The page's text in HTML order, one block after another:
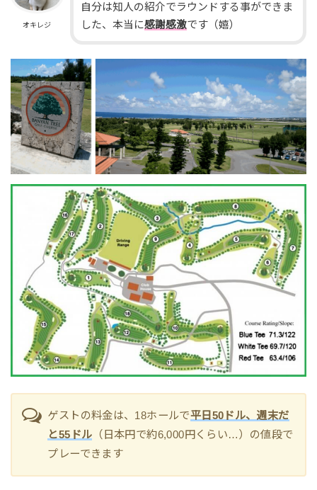
オキレジ
自分は知人の紹介でラウンドする事ができま
した、本当に感謝感激です（嬉）
ゲストの料金は、18ホールで平日50ドル、週末だ
と55ドル （日本円で約6,000円くらい…）の値段で
プレーできます